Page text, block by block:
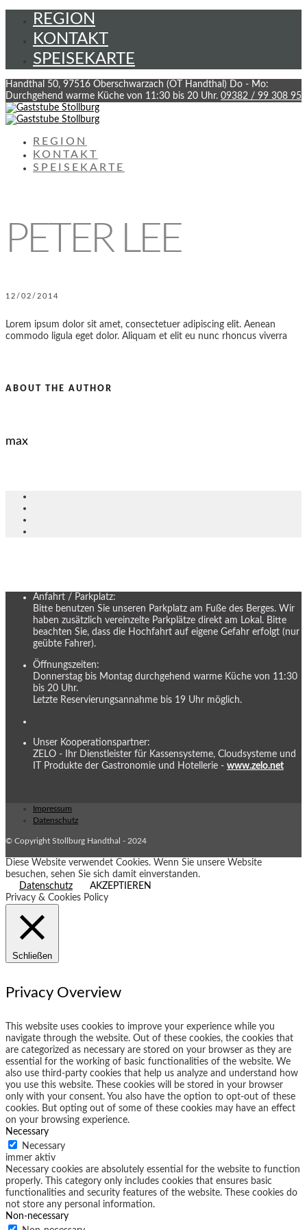
REGION
KONTAKT
SPEISEKARTE
Handthal 50, 97516 Oberschwarzach (OT Handthal) Do - Mo:
Durchgehend warme Küche von 11:30 bis 20 Uhr. 09382 / 99 308 95
REGION
KONTAKT
SPEISEKARTE
PETER LEE
12/02/2014
Lorem ipsum dolor sit amet, consectetuer adipiscing elit. Aenean
commodo ligula eget dolor. Aliquam et elit eu nunc rhoncus viverra
ABOUT THE AUTHOR
max
Anfahrt / Parkplatz:
Bitte benutzen Sie unseren Parkplatz am Fuße des Berges. Wir
haben zusätzlich vereinzelte Parkplätze direkt am Lokal. Bitte
beachten Sie, dass die Hochfahrt auf eigene Gefahr erfolgt (nur
geübte Fahrer).
Öffnungszeiten:
Donnerstag bis Montag durchgehend warme Küche von 11:30
bis 20 Uhr.
Letzte Reservierungsannahme bis 19 Uhr möglich.
Unser Kooperationspartner:
ZELO - Ihr Dienstleister für Kassensysteme, Cloudsysteme und
IT Produkte der Gastronomie und Hotellerie - www.zelo.net
Impressum
Datenschutz
© Copyright Stollburg Handthal - 2024
Diese Website verwendet Cookies. Wenn Sie unsere Website
besuchen, sehen Sie sich damit einverstanden.
Datenschutz
AKZEPTIEREN
Privacy & Cookies Policy
Schließen
Privacy Overview
This website uses cookies to improve your experience while you
navigate through the website. Out of these cookies, the cookies that
are categorized as necessary are stored on your browser as they are
essential for the working of basic functionalities of the website. We
also use third-party cookies that help us analyze and understand how
you use this website. These cookies will be stored in your browser
only with your consent. You also have the option to opt-out of these
cookies. But opting out of some of these cookies may have an effect
on your browsing experience.
Necessary
Necessary
immer aktiv
Necessary cookies are absolutely essential for the website to function
properly. This category only includes cookies that ensures basic
functionalities and security features of the website. These cookies do
not store any personal information.
Non-necessary